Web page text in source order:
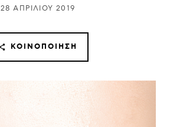
28 ΑΠΡΙΛΊΟΥ 2019
ΚΟΙΝΟΠΟΊΗΣΗ